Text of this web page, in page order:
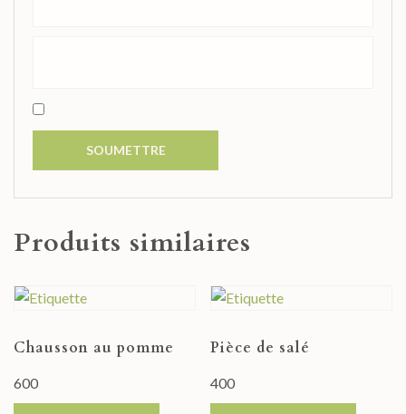
Produits similaires
Chausson au pomme
600
Pièce de salé
400